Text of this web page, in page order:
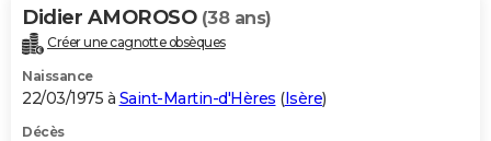
Didier AMOROSO (38 ans)
Créer une cagnotte obsèques
Naissance
22/03/1975 à Saint-Martin-d'Hères (Isère)
Décès